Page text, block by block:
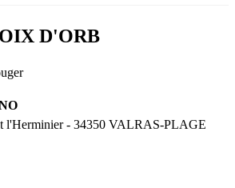
D'ORB
l'Herminier - 34350 VALRAS-PLAGE